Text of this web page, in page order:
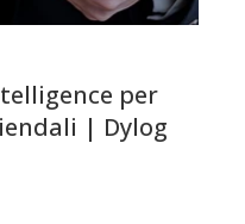
per
| Dylog